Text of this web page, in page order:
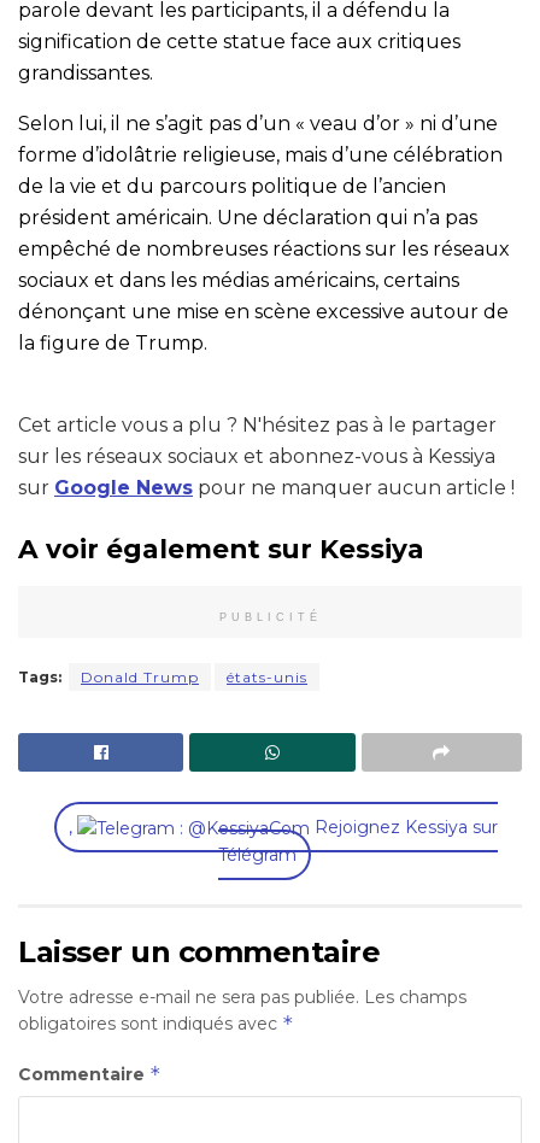
parole devant les participants, il a défendu la
signification de cette statue face aux critiques
grandissantes.
Selon lui, il ne s’agit pas d’un « veau d’or » ni d’une
forme d’idolâtrie religieuse, mais d’une célébration
de la vie et du parcours politique de l’ancien
président américain. Une déclaration qui n’a pas
empêché de nombreuses réactions sur les réseaux
sociaux et dans les médias américains, certains
dénonçant une mise en scène excessive autour de
la figure de Trump.
Cet article vous a plu ? N'hésitez pas à le partager
sur les réseaux sociaux et abonnez-vous à Kessiya
sur Google News pour ne manquer aucun article !
A voir également sur Kessiya
PUBLICITÉ
Tags: Donald Trump états-unis
,
Rejoignez Kessiya sur
Télégram
Laisser un commentaire
Votre adresse e-mail ne sera pas publiée. Les champs
obligatoires sont indiqués avec *
Commentaire *